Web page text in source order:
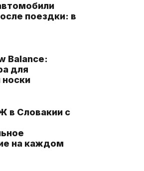
поездки: в
Balance:
для
в Словакии с
на каждом